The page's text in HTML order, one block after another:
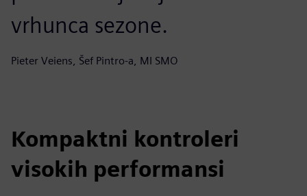
vrhunca sezone.
Pieter Veiens, Šef Pintro-a, MI SMO
Kompaktni kontroleri
visokih performansi